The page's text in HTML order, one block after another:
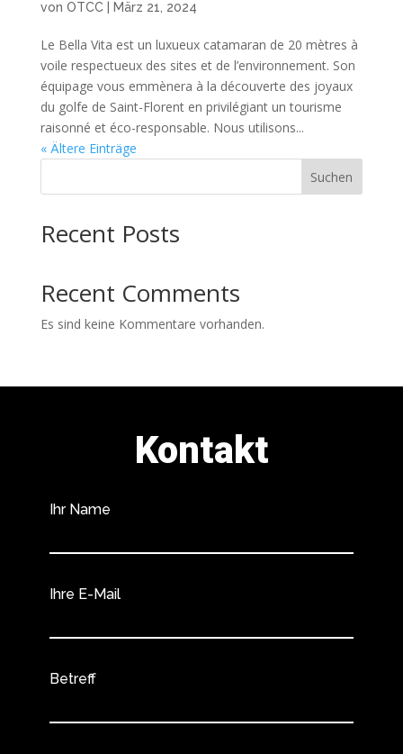
von OTCC| März 21, 2024
Le Bella Vita est un luxueux catamaran de 20 mètres à
voile respectueux des sites et de l’environnement. Son
équipage vous emmènera à la découverte des joyaux
du golfe de Saint-Florent en privilégiant un tourisme
raisonné et éco-responsable. Nous utilisons...
« Ältere Einträge
Suchen
Recent Posts
Recent Comments
Es sind keine Kommentare vorhanden.
Kontakt
Ihr Name
Ihre E-Mail
Betreff